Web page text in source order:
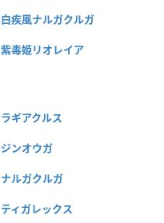
白疾風ナルガクルガ
紫毒姫リオレイア
ラギアクルス
ジンオウガ
ナルガクルガ
ティガレックス